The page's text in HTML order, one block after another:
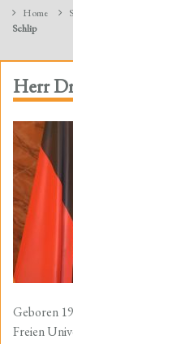
Home Stiftung
Schlip
Herr Dr. Harry Schlip
Geboren 1949 in Berlin.
Freien Universität Berlin (FU).